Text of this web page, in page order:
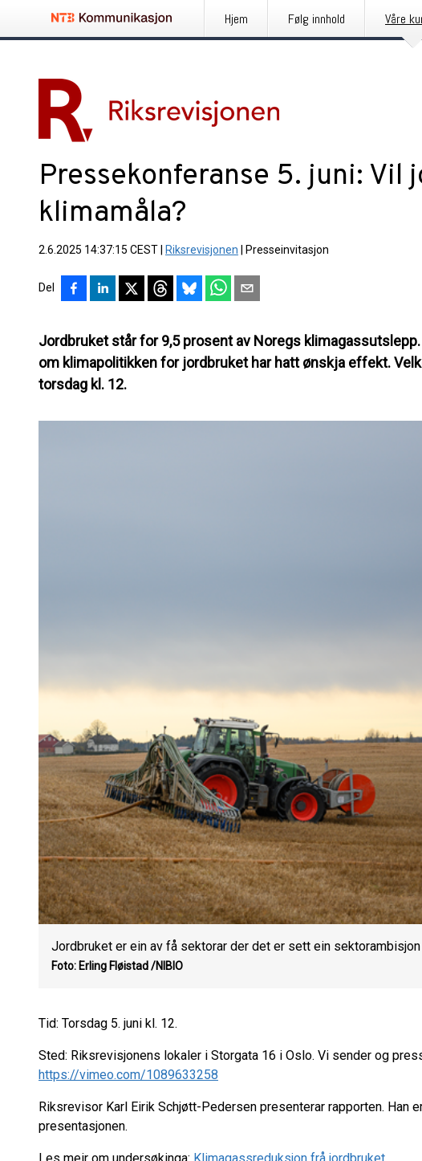
Hjem Følg innhold Våre
Pressekonferanse 5. juni: Vil
klimamåla?
2.6.2025 14:37:15 CEST Riksrevisjonen Presseinvitasjon
Del
Jordbruket står for 9,5 prosent av Noregs
om klimapolitikken for jordbruket har hatt ønskja effekt.
torsdag kl. 12.
Jordbruket er ein av få sektorar der det er sett ein
Foto: Erling Fløistad /NIBIO
Tid: Torsdag 5. juni kl. 12.
Sted: Riksrevisjonens lokaler i Storgata 16 i Oslo. Vi sender og
https://vimeo.com/1089633258
Riksrevisor Karl Eirik Schjøtt-Pedersen presenterar rapporten. Han
presentasjonen.